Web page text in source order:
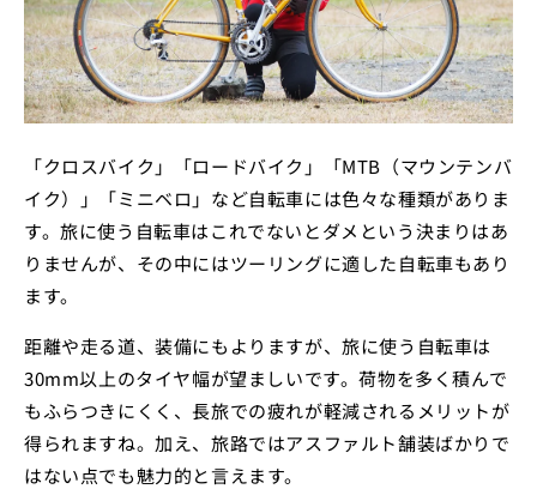
「クロスバイク」「ロードバイク」「MTB（マウンテンバ
イク）」「ミニベロ」など自転車には色々な種類がありま
す。旅に使う自転車はこれでないとダメという決まりはあ
りませんが、その中にはツーリングに適した自転車もあり
ます。
距離や走る道、装備にもよりますが、旅に使う自転車は
30mm以上のタイヤ幅が望ましいです。荷物を多く積んで
もふらつきにくく、長旅での疲れが軽減されるメリットが
得られますね。加え、旅路ではアスファルト舗装ばかりで
はない点でも魅力的と言えます。